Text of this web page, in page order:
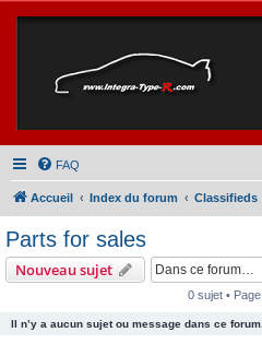
FAQ
Accueil Index du forum Classifieds
Parts for sales
Nouveau sujet
0 sujet • Page
Il n’y a aucun sujet ou message dans ce forum.